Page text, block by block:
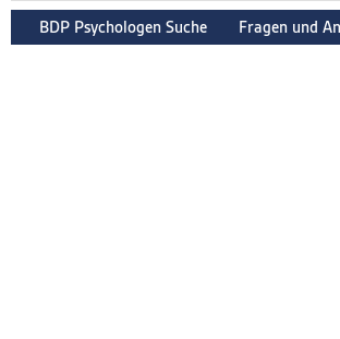
BDP Psychologen Suche Fragen und